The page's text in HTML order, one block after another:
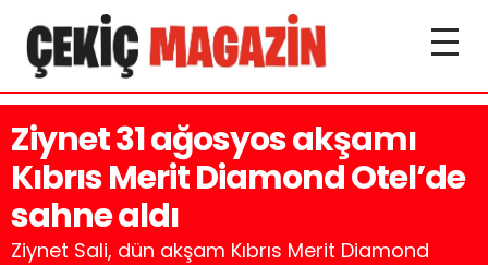
Ziynet 31 ağosyos akşamı
Kıbrıs Merit Diamond Otel’de
sahne aldı
Ziynet Sali, dün akşam Kıbrıs Merit Diamond